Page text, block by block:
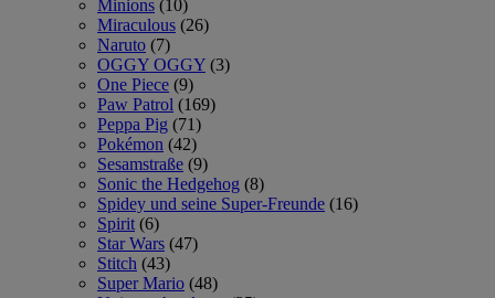
Minions (10)
Miraculous (26)
Naruto (7)
OGGY OGGY (3)
One Piece (9)
Paw Patrol (169)
Peppa Pig (71)
Pokémon (42)
Sesamstraße (9)
Sonic the Hedgehog (8)
Spidey und seine Super-Freunde (16)
Spirit (6)
Star Wars (47)
Stitch (43)
Super Mario (48)